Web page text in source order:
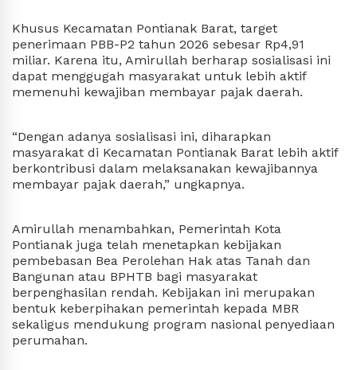
Khusus Kecamatan Pontianak Barat, target
penerimaan PBB-P2 tahun 2026 sebesar Rp4,91
miliar. Karena itu, Amirullah berharap sosialisasi ini
dapat menggugah masyarakat untuk lebih aktif
memenuhi kewajiban membayar pajak daerah.
“Dengan adanya sosialisasi ini, diharapkan
masyarakat di Kecamatan Pontianak Barat lebih aktif
berkontribusi dalam melaksanakan kewajibannya
membayar pajak daerah,” ungkapnya.
Amirullah menambahkan, Pemerintah Kota
Pontianak juga telah menetapkan kebijakan
pembebasan Bea Perolehan Hak atas Tanah dan
Bangunan atau BPHTB bagi masyarakat
berpenghasilan rendah. Kebijakan ini merupakan
bentuk keberpihakan pemerintah kepada MBR
sekaligus mendukung program nasional penyediaan
perumahan.